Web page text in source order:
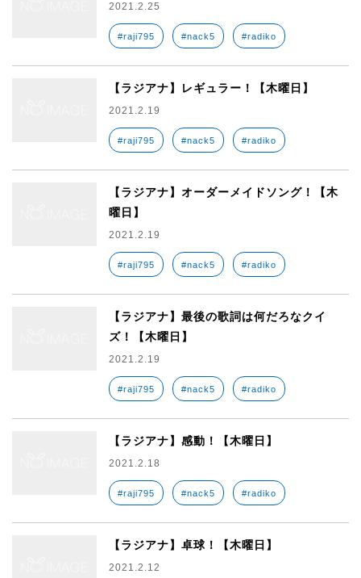
2021.2.25
#raji795 #nack5 #radiko
【ラジアナ】レギュラー！【木曜日】
2021.2.19
#raji795 #nack5 #radiko
【ラジアナ】オーダーメイドソング！【木
曜日】
2021.2.19
#raji795 #nack5 #radiko
【ラジアナ】最後の歌詞は何だろなクイ
ズ！【木曜日】
2021.2.19
#raji795 #nack5 #radiko
【ラジアナ】感動！【木曜日】
2021.2.18
#raji795 #nack5 #radiko
【ラジアナ】卓球！【木曜日】
2021.2.12